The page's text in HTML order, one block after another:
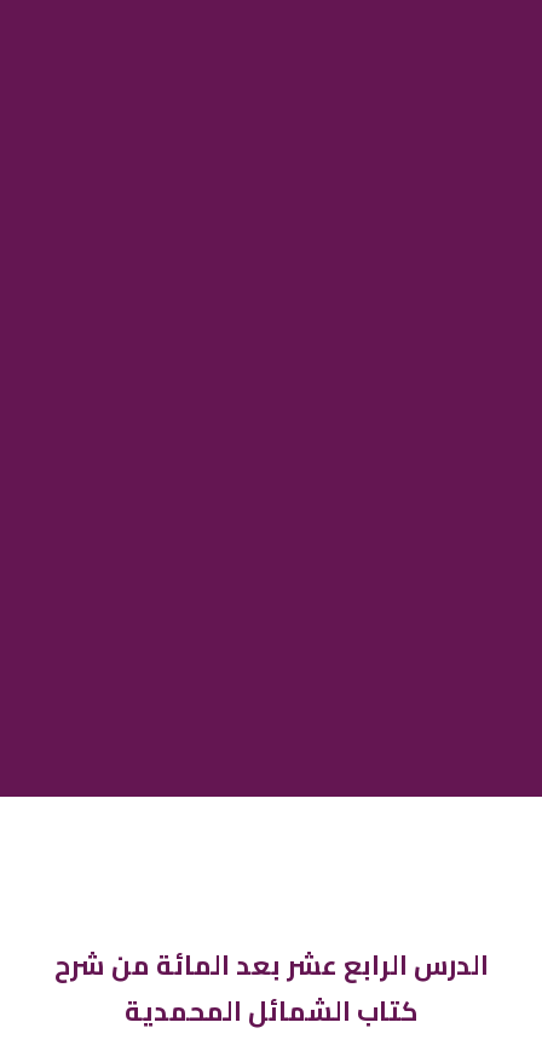
الدرس الرابع عشر بعد المائة من شرح
كتاب الشمائل المحمدية